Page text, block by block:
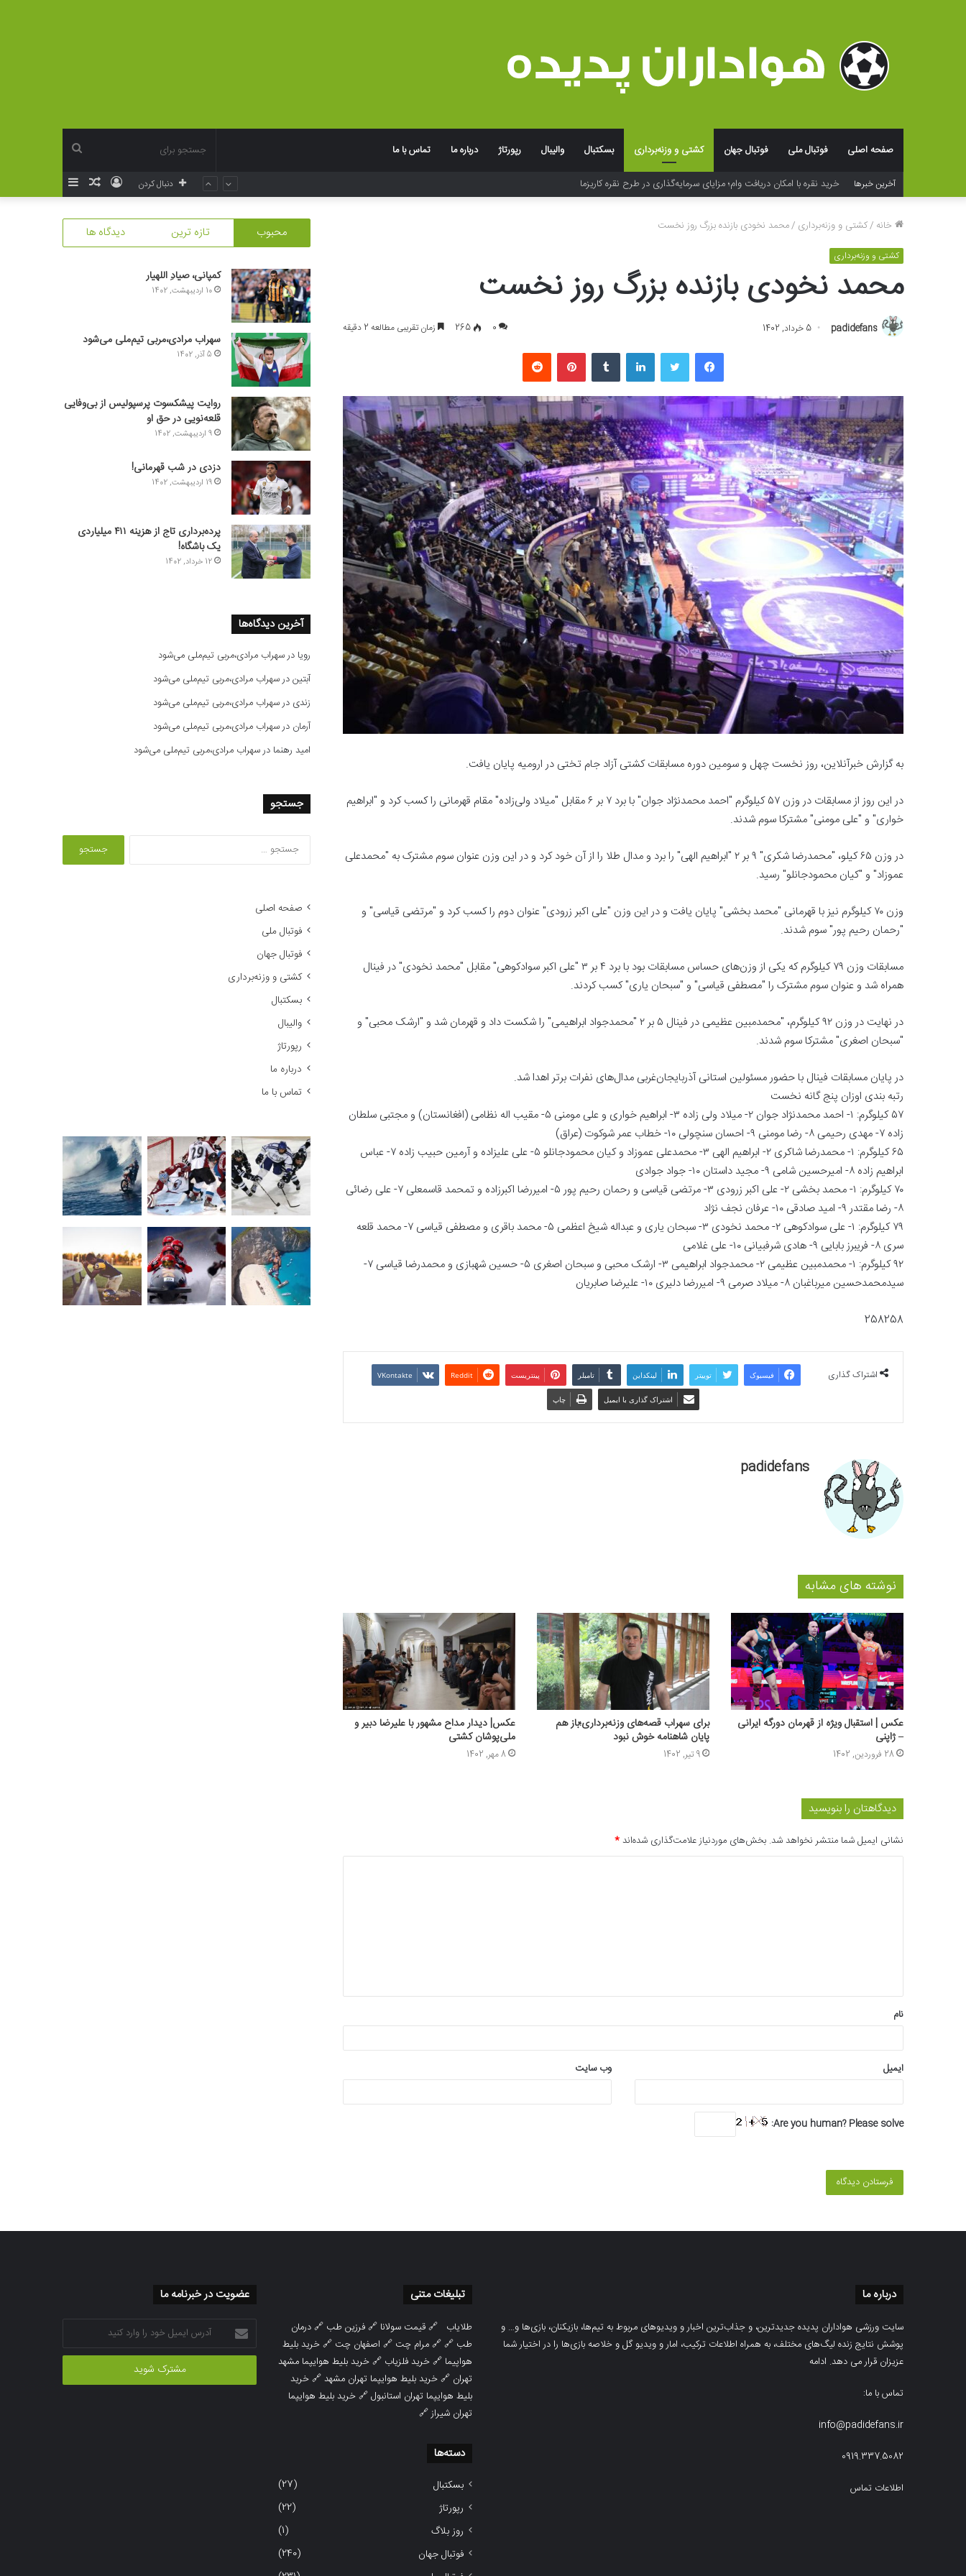
صفحه اصلی فوتبال ملی فوتبال جهان کشتی و وزنه‌برداری بسکتبال والیبال رپورتاژ درباره ما تماس با ما
برای آخرین خبرها خرید نقره با امکان دریافت وام؛ مزایای سرمایه‌گذاری در طرح نقره کاریزما
نوشته
ورود دنبال کردن
خانه /کشتی و وزنه‌برداری /محمد نخودی بازنده بزرگ روز نخست
کشتی و وزنه‌برداری
محمد نخودی بازنده بزرگ روز نخست
padidefans 5 خرداد, 1402 0
265 زمان تقریبی مطالعه 2 دقیقه
فیسبوک لینکداین پینتریست
به گزارش خبرآنلاین، روز نخست چهل و سومین دوره مسابقات کشتی آزاد جام تختی در ارومیه پایان یافت.
در این روز از مسابقات در وزن ۵۷ کیلوگرم "احمد محمدنژاد جوان" با برد ۷ بر ۶ مقابل "میلاد ولی‌زاده" مقام قهرمانی را کسب کرد و "ابراهیم
خواری" و "علی مومنی" مشترکا سوم شدند.
در وزن ۶۵ کیلو، "محمدرضا شکری" ۹ بر ۲ "ابراهیم الهی" را برد و مدال طلا را از آن خود کرد و در این وزن عنوان سوم مشترک به "محمدعلی
عموزاد" و "کیان محمودجانلو" رسید.
وزن ۷۰ کیلوگرم نیز با قهرمانی "محمد بخشی" پایان یافت و در این وزن "علی اکبر زرودی" عنوان دوم را کسب کرد و "مرتضی قیاسی" و
"رحمان رحیم پور" سوم شدند.
مسابقات وزن ۷۹ کیلوگرم که یکی از وزن‌های حساس مسابقات بود با برد ۴ بر ۳ "علی اکبر سوادکوهی" مقابل "محمد نخودی" در فینال
همراه شد و عنوان سوم مشترک را "مصطفی قیاسی" و "سبحان یاری" کسب کردند.
در نهایت در وزن ۹۲ کیلوگرم، "محمدمبین عظیمی در فینال ۵ بر ۲ "محمدجواد ابراهیمی" را شکست داد و قهرمان شد و "ارشک محبی" و
"سبحان اصغری" مشترکا سوم شدند.
در پایان مسابقات فینال با حضور مسئولین استانی آذربایجان‌غربی مدال‌های نفرات برتر اهدا شد.
رتبه بندی اوزان پنج گانه نخست
۵۷ کیلوگرم: ۱- احمد محمدنژاد جوان ۲- میلاد ولی زاده ۳- ابراهیم خواری و علی مومنی ۵- مقیب اله نظامی (افغانستان) و مجتبی سلطان
زاده ۷- مهدی رحیمی ۸- رضا مومنی ۹- احسان سنچولی ۱۰- خطاب عمر شوکوت (عراق)
۶۵ کیلوگرم: ۱- محمدرضا شاکری ۲- ابراهیم الهی ۳- محمدعلی عموزاد و کیان محمودجانلو ۵- علی علیزاده و آرمین حبیب زاده ۷- عباس
ابراهیم زاده ۸- امیرحسین شامی ۹- مجید داستان ۱۰- جواد جوادی
۷۰ کیلوگرم: ۱- محمد بخشی ۲- علی اکبر زرودی ۳- مرتضی قیاسی و رحمان رحیم پور ۵- امیررضا اکبرزاده و تمحمد قاسمعلی ۷- علی رضائی
۸- رضا مقتدر ۹- امید صادقی ۱۰- عرفان نجف نژاد
۷۹ کیلوگرم: ۱- علی سوادکوهی ۲- محمد نخودی ۳- سبحان یاری و عبداله شیخ اعظمی ۵- محمد باقری و مصطفی قیاسی ۷- محمد قلعه
سری ۸- فریبرز بابایی ۹- هادی شرفبیانی ۱۰- علی غلامی
۹۲ کیلوگرم: ۱- محمدمبین عظیمی ۲- محمدجواد ابراهیمی ۳- ارشک محبی و سبحان اصغری ۵- حسین شهبازی و محمدرضا قیاسی ۷-
سیدمحمدحسین میرباغبان ۸- میلاد صرمی ۹- امیررضا دلیری ۱۰- علیرضا صابریان
258258
اشتراک گذاری فیسبوک توییتر لینکداین تامبلر پینتریست Reddit
VKontakte
اشتراک گذاری با ایمیل چاپ
padidefans
نوشته های مشابه
عکس | استقبال ویژه از قهرمان دورگه ایرانی
– ژاپنی
28 فروردین, 1402
برای سهراب قصه‌های وزنه‌برداری؛باز هم
پایان شاهنامه خوش نبود
9 تیر, 1402
عکس‌| دیدار مداح مشهور با علیرضا دبیر و
ملی‌پوشان کشتی
8 مهر, 1402
دیدگاهتان را بنویسید
نشانی ایمیل شما منتشر نخواهد شد. بخش‌های موردنیاز علامت‌گذاری شده‌اند*
*
نام
ایمیل وب‌ سایت
Are you human? Please solve:
محبوب تازه ترین دیدگاه ها
کمپانی، صیادِ اللهیار
10 اردیبهشت, 1402
سهراب مرادی،مربی تیم‌ملی می‌شود
5 آذر, 1402
روایت پیشکسوت پرسپولیس از بی‌وفایی
قلعه‌نویی در حق او
9 اردیبهشت, 1402
دزدی در شب قهرمانی!
19 اردیبهشت, 1402
پرده‌برداری تاج از هزینه ۴۱۱ میلیاردی
یک باشگاه!
12 خرداد, 1402
آخرین دیدگاه‌ها
رویا درسهراب مرادی،مربی تیم‌ملی می‌شود
آبتیندرسهراب مرادی،مربی تیم‌ملی می‌شود
زندی درسهراب مرادی،مربی تیم‌ملی می‌شود
آرمان درسهراب مرادی،مربی تیم‌ملی می‌شود
امید رهنما درسهراب مرادی،مربی تیم‌ملی می‌شود
جستجو
صفحه اصلی
فوتبال ملی
فوتبال جهان
کشتی و وزنه‌برداری
بسکتبال
والیبال
رپورتاژ
درباره ما
تماس با ما
درباره ما
سایت ورزشی هواداران پدیده جدیدترین، و جذاب‌ترین اخبار و ویدیوهای مربوط به تیم‌ها، بازیکنان، بازی‌ها و… و
پوشش نتایج زنده لیگ‌های مختلف، به همراه اطلاعات ترکیب، امار و ویدیو‌‌ گل‌ و خلاصه بازی‌ها را در اختیار شما
عزیزان قرار می دهد. ادامه
تماس با ما:
info@padidefans.ir
0919.337.5082
اطلاعات تماس
تبلیغات متنی
طلایاب 🔗قیمت سولانا 🔗فرزین طب 🔗درمان
طب 🔗 🔗مرام چت 🔗 اصفهان چت 🔗خرید بلیط
هواپیما 🔗خرید فلزیاب 🔗خرید بلیط هوایپما مشهد
تهران 🔗خرید بلیط هوایپما تهران مشهد🔗خرید
بلیط هوایپما تهران استانبول🔗خرید بلیط هوایپما
تهران شیراز🔗
دسته‌ها
بسکتبال
(27)
رپورتاژ
(22)
روز بلاگ
(1)
فوتبال جهان
(240)
عضویت در خبرنامه ما
آدرس
ایمیل
خود
وارد